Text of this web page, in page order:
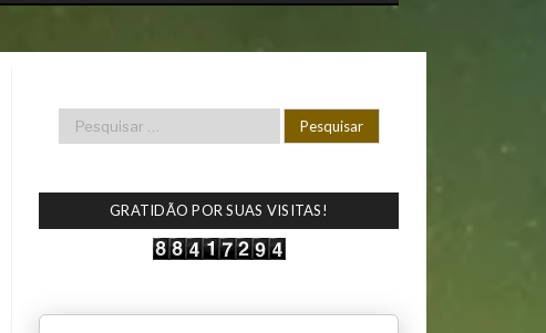
GRATIDÃO POR SUAS VISITAS!